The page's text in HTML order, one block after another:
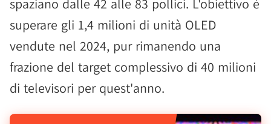
superare gli 1,4 milioni di unità OLED
vendute nel 2024, pur rimanendo una
frazione del target complessivo di 40 milioni
di televisori per quest'anno.